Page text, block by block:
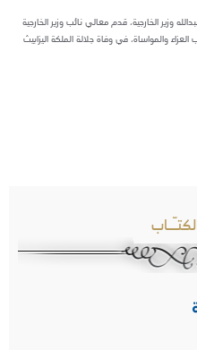
وزير الخارجية، قدم معالي نائب وزير الخارجية
والمواساة، في وفاة جلالة الملكة اليزابيث